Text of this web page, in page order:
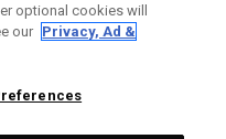
optional cookies will
our Privacy, Ad &